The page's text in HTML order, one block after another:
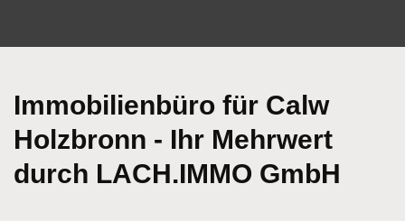
Immobilienbüro für Calw
Holzbronn - Ihr Mehrwert
durch LACH.IMMO GmbH